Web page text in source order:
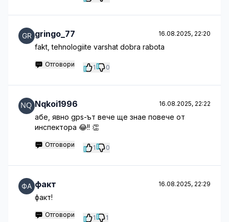
gringo_77 16.08.2025, 22:20
fakt, tehnologiite varshat dobra rabota
Отговори 1 0
Nqkoi1996 16.08.2025, 22:22
абе, явно gps-ът вече ще знае повече от
инспектора 😂!! 👏
Отговори 1 0
факт 16.08.2025, 22:29
факт!
Отговори 1 1